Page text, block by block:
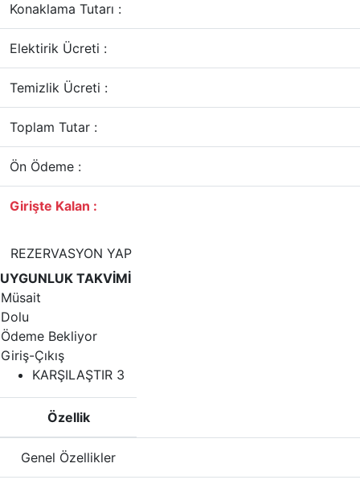
Konaklama Tutarı :
Elektirik Ücreti :
Temizlik Ücreti :
Toplam Tutar :
Ön Ödeme :
Girişte Kalan :
REZERVASYON YAP
UYGUNLUK TAKVİMİ
Müsait
Dolu
Ödeme Bekliyor
Giriş-Çıkış
KARŞILAŞTIR 3
Özellik
Genel Özellikler